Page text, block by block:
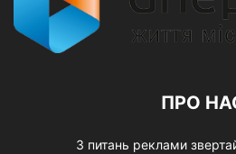
ПРО
З питань реклами